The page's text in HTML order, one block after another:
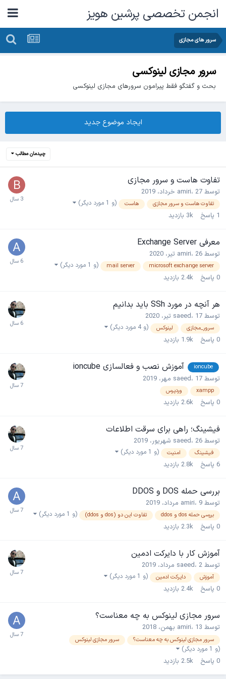
انجمن تخصصی پرشین هویز
سرور های مجازی
سرور مجازی لینوکسی
بحث و گفتگو فقط پیرامون سرورهای مجازی لینوکسی
ایجاد موضوع جدید
چیدمان مطالب
تفاوت هاست و سرور مجازی
توسط amiri، 27 خرداد، 2019
تفاوت هاست و سرور مجازی هاست (و 1 مورد دیگر)
1 پاسخ 3k بازدید
معرفی Exchange Server
توسط amiri، 26 تیر، 2020
microsoft exchange server
mail server (و 1 مورد دیگر)
0 پاسخ 2.4k بازدید
هر آنچه در مورد SSh باید بدانیم
توسط saeed، 17 تیر، 2020
سرور_مجازی لینوکس (و 4 مورد دیگر)
0 پاسخ 1.9k بازدید
ioncube آموزش نصب و فعالسازی ioncube
توسط saeed، 17 مهر، 2019
xampp وردپرس
0 پاسخ 2.6k بازدید
فیشینگ؛ راهی برای سرقت اطلاعات
توسط saeed، 26 شهریور، 2019
فیشینگ امنیت (و 1 مورد دیگر)
6 پاسخ 2.8k بازدید
بررسی حمله DOS و DDOS
توسط amiri، 9 مرداد، 2019
بررسی حمله dos و ddos تفاوت این دو (dos و ddos) (و 1 مورد دیگر)
0 پاسخ 2.3k بازدید
آموزش کار با دایرکت ادمین
توسط saeed، 2 مرداد، 2019
آموزش دایرکت ادمین (و 1 مورد دیگر)
0 پاسخ 2.4k بازدید
سرور مجازی لینوکس به چه معناست؟
توسط amiri، 13 بهمن، 2018
سرور مجازی لینوکس به چه معناست؟ سرور مجازی لینوکس
(و 1 مورد دیگر)
0 پاسخ 2.5k بازدید